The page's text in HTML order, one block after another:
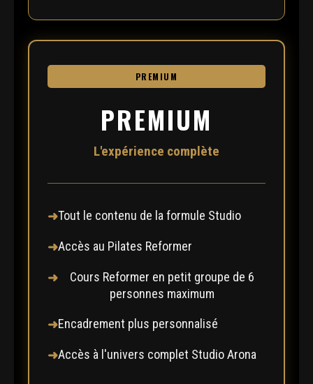
PREMIUM
PREMIUM
L'expérience complète
Tout le contenu de la formule Studio
Accès au Pilates Reformer
Cours Reformer en petit groupe de 6
personnes maximum
Encadrement plus personnalisé
Accès à l'univers complet Studio Arona